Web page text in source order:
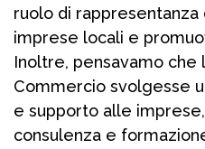
ruolo di
imprese locali e
Inoltre, pensavamo che
Commercio svolgesse
e supporto alle
consulenza e